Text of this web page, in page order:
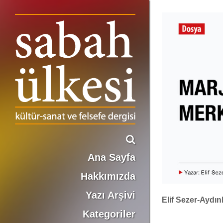
Ana Sayfa
Hakkımızda
Yazı Arşivi
Kategoriler
Elif Sezer-